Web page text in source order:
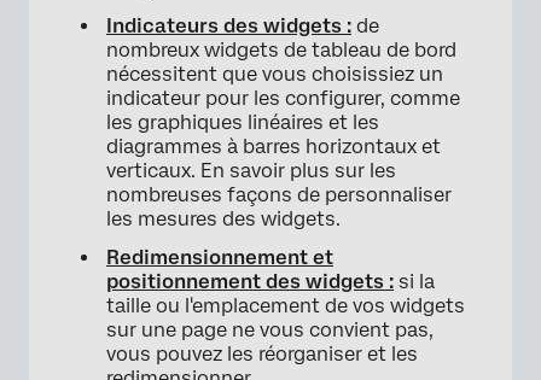
Indicateurs des widgets : de
nombreux widgets de tableau de bord
nécessitent que vous choisissiez un
indicateur pour les configurer, comme
les graphiques linéaires et les
diagrammes à barres horizontaux et
verticaux. En savoir plus sur les
nombreuses façons de personnaliser
les mesures des widgets.
Redimensionnement et
positionnement des widgets : si la
taille ou l'emplacement de vos widgets
sur une page ne vous convient pas,
vous pouvez les réorganiser et les